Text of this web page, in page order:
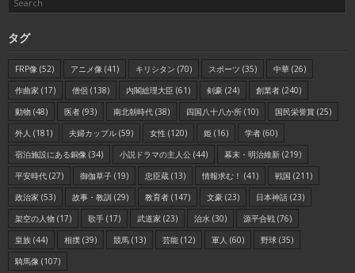
タグ
FRP像 (52) アニメ像 (41) キリシタン (70) スポーツ (35) 中華 (26)
作曲家 (17) 僧侶 (138) 内閣総理大臣 (61) 剣豪 (24) 創業者 (240)
動物 (48) 医者 (93) 南北朝時代 (38) 四国八十八か所 (10) 国民栄誉賞 (25)
外人 (181) 夫婦カップル (59) 女性 (120) 姫 (16) 学者 (60)
宿泊施設にある銅像 (34) 小説ドラマの主人公 (44) 幕末・明治維新 (219)
平安時代 (27) 御伽草子 (19) 忠臣蔵 (13) 情報求む！ (41) 戦国 (211)
政治家 (53) 故事・教訓 (29) 教育者 (147) 文豪 (23) 日本神話 (23)
架空の人物 (17) 歌手 (17) 武道家 (23) 治水 (30) 源平合戦 (76)
皇族 (44) 相撲 (39) 競馬 (13) 芸能 (12) 軍人 (60) 野球 (35)
騎馬像 (107)